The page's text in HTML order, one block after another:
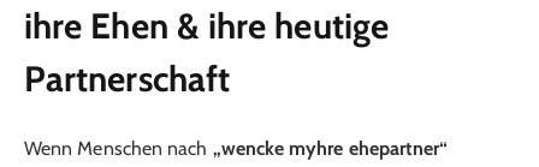
ihre Ehen & ihre heutige
Partnerschaft
Wenn Menschen nach „wencke myhre ehepartner“